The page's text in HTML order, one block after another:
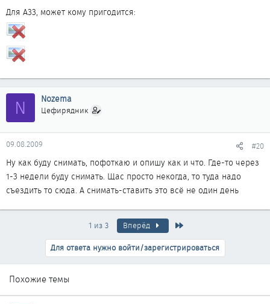
Для А33, может кому пригодится:
N Nozema
Цефирядник
09.08.2009 #20
Ну как буду снимать, пофоткаю и опишу как и что. Где-то через
1-3 недели буду снимать. Щас просто некогда, то туда надо
съездить то сюда. А снимать-ставить это всё не один день
1 из 3 Вперёд
Для ответа нужно войти/зарегистрироваться
Похожие темы